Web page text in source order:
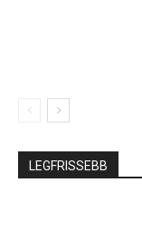
LEGFRISSEBB